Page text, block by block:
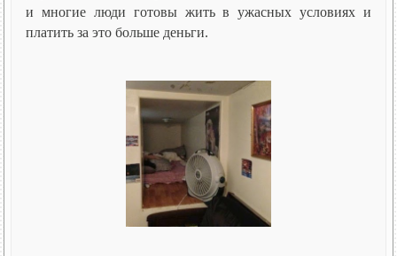
и многие люди готовы жить в ужасных условиях и
платить за это больше деньги.